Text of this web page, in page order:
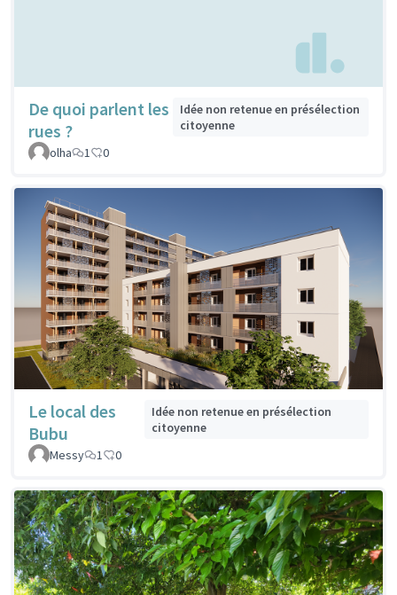
De quoi parlent les
rues ?
Idée non retenue en présélection
citoyenne
olha
1 0
Le local des
Bubu
Idée non retenue en présélection
citoyenne
Messy
1 0